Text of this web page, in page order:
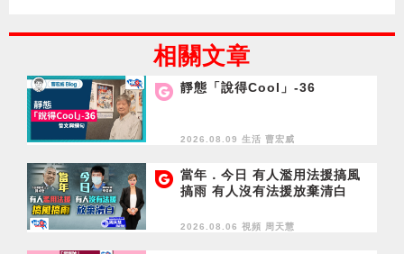
相關文章
靜態「說得Cool」-36
2026.08.09 生活 曹宏威
當年．今日 有人濫用法援搞風
搞雨 有人沒有法援放棄清白
2026.08.06 視頻 周天慧